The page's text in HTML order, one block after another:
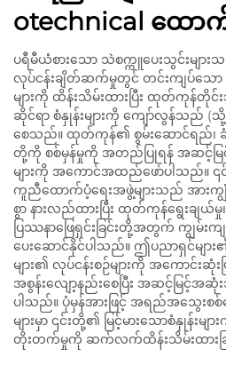
otechnical ထော
ပရီမီယံစားသော သဲစက္ကူပေးသွင်းများ
လုပ်ငန်းချိတ်ဆက်မှုတွင် တင်းကျပ်သေ
များကို ထိန်းသိမ်းထားပြီး ထုတ်ကုန်တိုင်း
ဆိုင်ရာ စံနှုန်းများကို ကျော်လွန်သ
စေသည်။ ထုတ်ကုန်၏ စွမ်းဆောင်ရည်၊
တို့ကို စစ်မှန်မှုကို အတည်ပြုရန် အဆင့်မြ
များကို အကောင်အထည်ဖော်ပါသည်။
ကူညီထောက်ပံ့ရေးအဖွဲ့များသည် အားက
စွာ နားလည်ထားပြီး ထုတ်ကုန်ရွေးချယ်မှု
ပြဿနာဖြေရှင်းခြင်းတို့အတွက် ကျွမ်းက
ပေးဆောင်နိုင်ပါသည်။ ဤပညာရှင်မျာ
များ၏ လုပ်ငန်းစဉ်များကို အကောင်းဆုံ
အစွန်းလျော့နည်းစေပြီး အဆင့်မြင့်အ
ပါသည်။ ပုံမှန်အားဖြင့် အရည်အသွေးစ
များမှာ ၎င်းတို့၏ မြင့်မားသောစံနှုန်းမျ
တိုးတက်မှုကို ဆက်လက်ထိန်းသိမ်းထားခ